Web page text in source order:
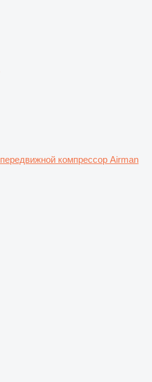
передвижной компрессор Airman